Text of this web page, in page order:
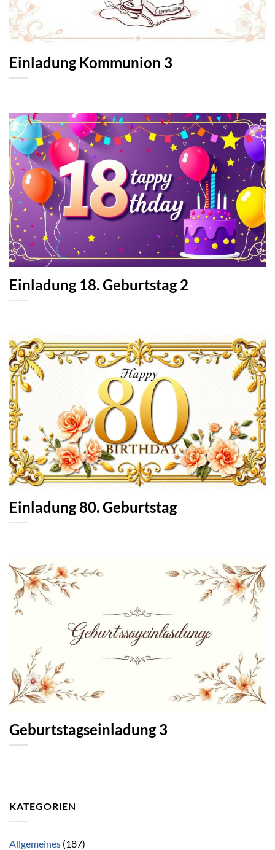
Einladung Kommunion 3
Einladung 18. Geburtstag 2
Einladung 80. Geburtstag
Geburtstagseinladung 3
KATEGORIEN
Allgemeines (187)